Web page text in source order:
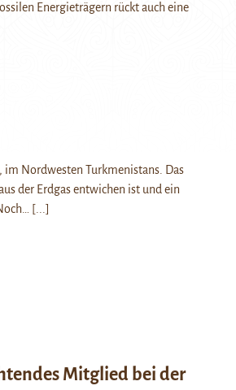
Energieträgern rückt auch eine
im Nordwesten Turkmenistans. Das
der Erdgas entwichen ist und ein
[...]
Mitglied bei der